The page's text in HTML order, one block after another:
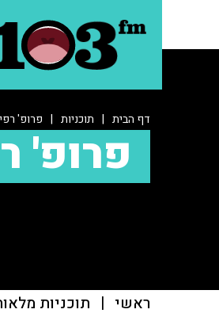
דף הבית | תוכניות | פרופ'
פרופ'
ראשי | תוכניות